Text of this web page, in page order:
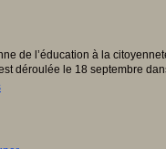
déroulée le 18 septembre